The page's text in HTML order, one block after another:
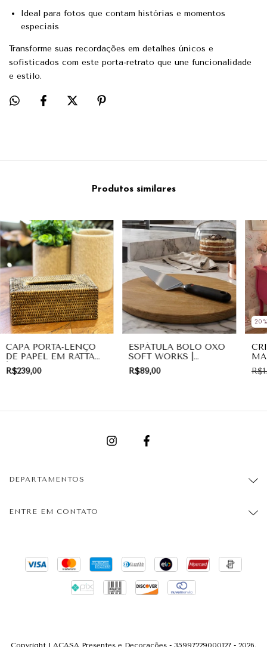
Ideal para fotos que contam histórias e momentos
especiais
Transforme suas recordações em detalhes únicos e
sofisticados com este porta-retrato que une funcionalidade
e estilo.
Produtos similares
CAPA PORTA-LENÇO
DE PAPEL EM RATTAN
| ORGANIZAÇÃO
R$239,00
ESPÁTULA BOLO OXO
SOFT WORKS |
COZINHA
R$89,00
20
DEPARTAMENTOS
ENTRE EM CONTATO
Copyright LACASA Presentes e Decorações - 35997229000127 - 2026.